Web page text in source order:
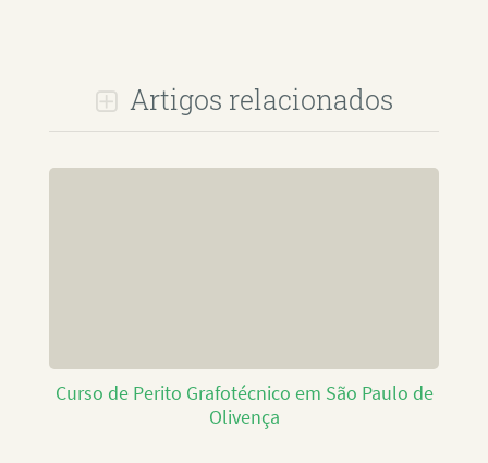
Artigos relacionados
Curso de Perito Grafotécnico em São Paulo de
Olivença